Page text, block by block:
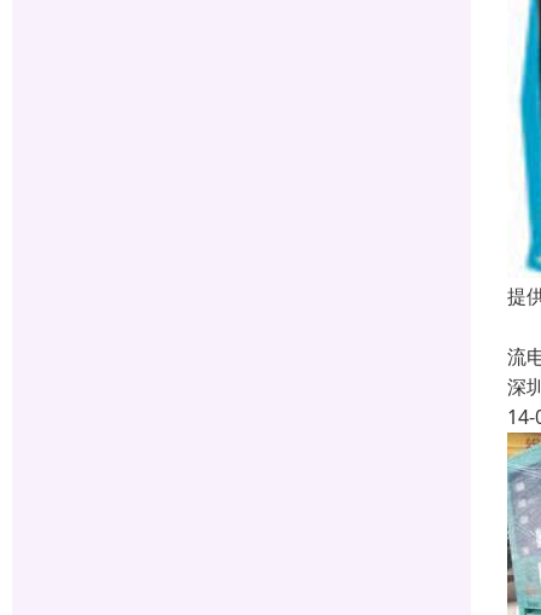
提
流
深
14-